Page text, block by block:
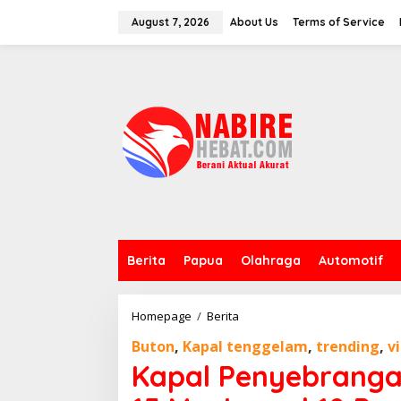
August 7, 2026 About Us Terms of Service
Berita Papua Olahraga Automotif
Homepage / Berita
Antar
DesaTenggelam
15
Meninggal
Buton, Kapal tenggelam, trending,
Kapal